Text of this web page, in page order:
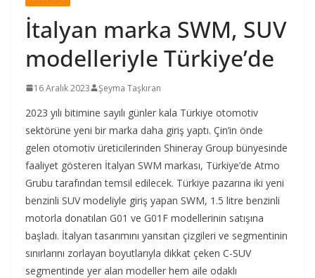
İtalyan marka SWM, SUV
modelleriyle Türkiye’de
16 Aralık 2023 Şeyma Taşkıran
2023 yılı bitimine sayılı günler kala Türkiye otomotiv
sektörüne yeni bir marka daha giriş yaptı. Çin’in önde
gelen otomotiv üreticilerinden Shineray Group bünyesinde
faaliyet gösteren İtalyan SWM markası, Türkiye’de Atmo
Grubu tarafından temsil edilecek. Türkiye pazarına iki yeni
benzinli SUV modeliyle giriş yapan SWM, 1.5 litre benzinli
motorla donatılan G01 ve G01F modellerinin satışına
başladı. İtalyan tasarımını yansıtan çizgileri ve segmentinin
sınırlarını zorlayan boyutlarıyla dikkat çeken C-SUV
segmentinde yer alan modeller hem aile odaklı